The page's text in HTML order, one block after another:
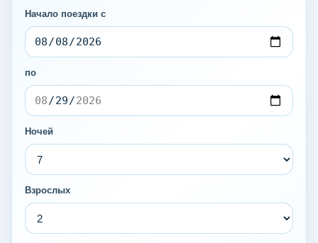
Начало поездки с
по
Ночей
Взрослых